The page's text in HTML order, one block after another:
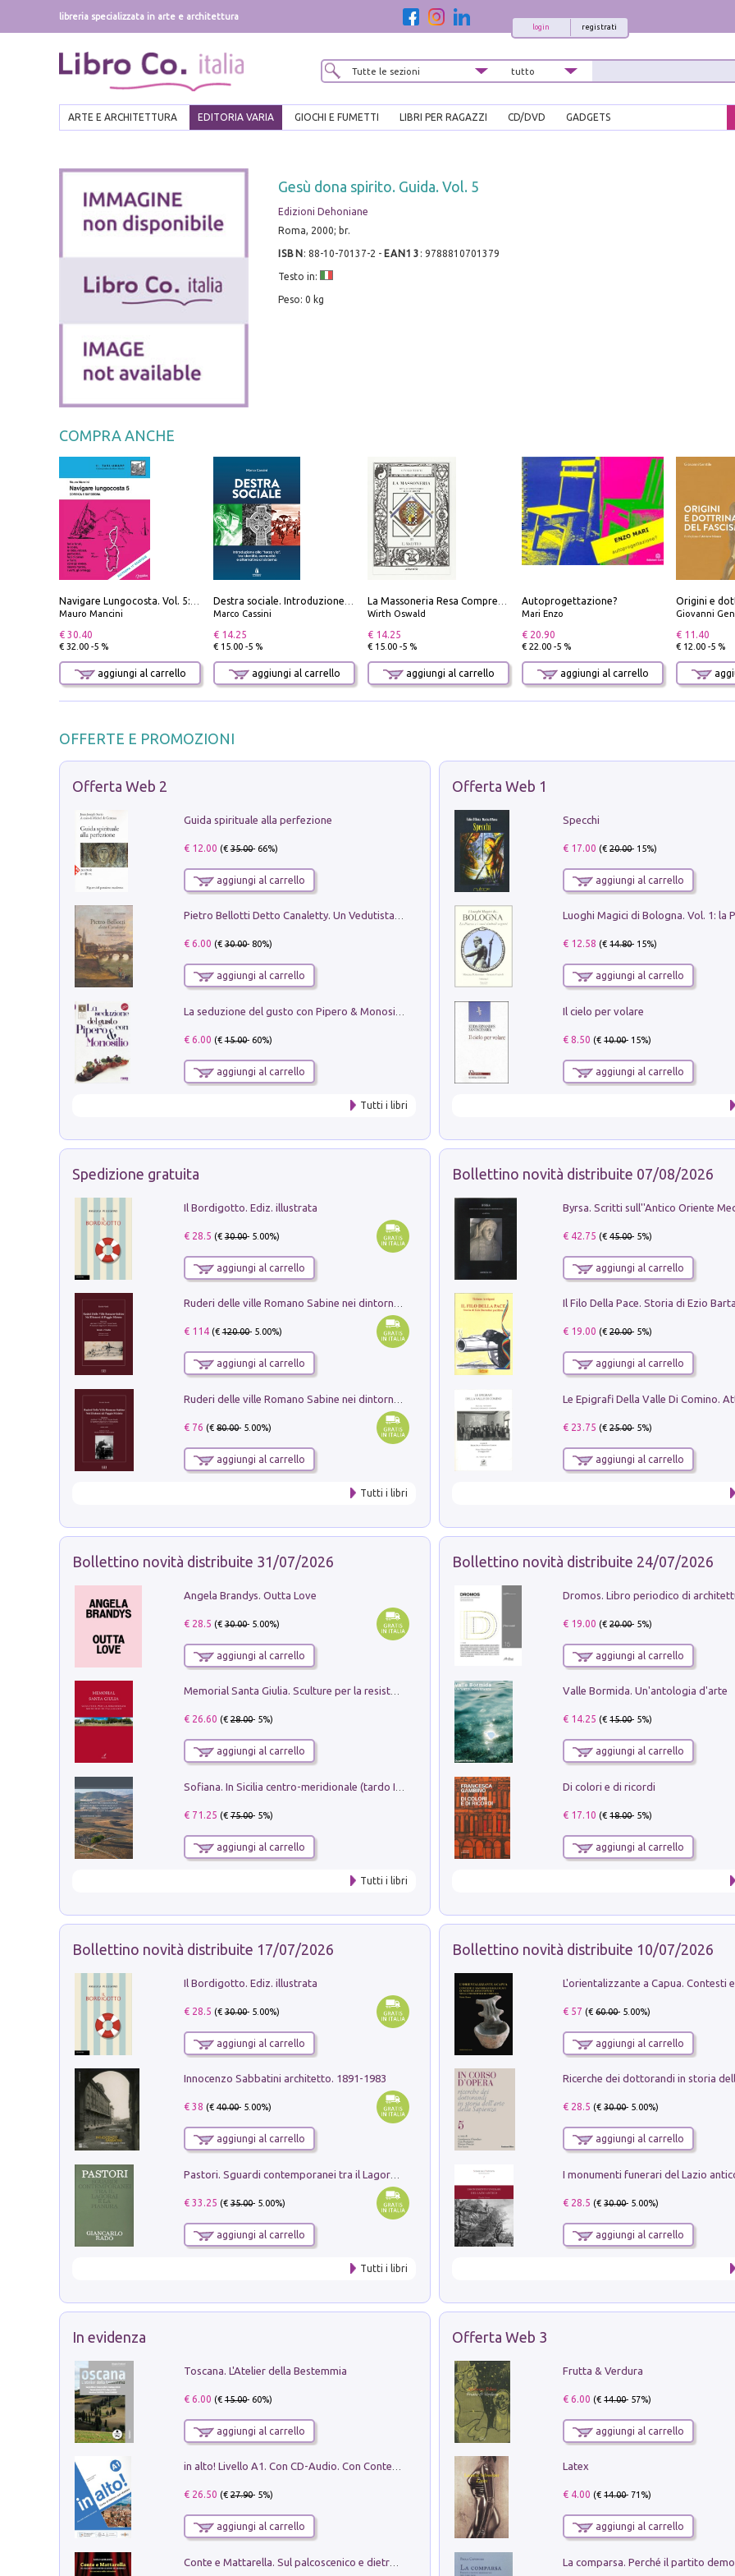
libreria specializzata in arte e architettura
registrati
login
ARTE E ARCHITETTURA EDITORIA VARIA GIOCHI E FUMETTI LIBRI PER RAGAZZI CD/DVD GADGETS
Gesù dona spirito. Guida. Vol. 5
Edizioni Dehoniane
Roma, 2000; br.
ISBN : 88-10-70137-2 - EAN13 : 9788810701379
Testo in:
Peso: 0 kg
COMPRA ANCHE
Navigare Lungocosta. Vol. 5: Corsica e Sardegna
Mauro Mancini
€ 30.40
€ 32.00 -5 %
aggiungi al carrello
Destra sociale. Introduzione alla «terza via», tra identità, comunità e alternativa al sistema
Marco Cassini
€ 14.25
€ 15.00 -5 %
aggiungi al carrello
La Massoneria Resa Comprensibile ai Suoi Adepti. Vol. 3: il Maestro.
Wirth Oswald
€ 14.25
€ 15.00 -5 %
aggiungi al carrello
Autoprogettazione?
Mari Enzo
€ 20.90
€ 22.00 -5 %
aggiungi al carrello
Origini e
Giovanni
€ 11.40
€ 12.00 -5 %
OFFERTE E PROMOZIONI
Offerta Web 2
Guida spirituale alla perfezione
€ 12.00 (€35.00- 66%)
aggiungi al carrello
Pietro Bellotti Detto Canaletty. Un Vedutista Veneziano nella Francia dell'Ancien Régime
€ 6.00 (€30.00- 80%)
aggiungi al carrello
€ 6.00 (€15.00- 60%)
aggiungi al carrello
Tutti i libri
Offerta Web 1
Specchi
€ 17.00 (€20.00- 15%)
aggiungi al carrello
€ 12.58 (€14.80- 15%)
aggiungi al carrello
Il cielo per volare
€ 8.50 (€10.00- 15%)
aggiungi al carrello
Spedizione gratuita
Il Bordigotto. Ediz. illustrata
€ 28.5 (€30.00- 5.00%)
aggiungi al carrello
Ruderi delle ville Romano Sabine nei dintorni di Poggio Mirteto. Illustrati dal dott.re prof.re cav.re Ercole Nardi regio ispettore degli scavi e monumenti. Anno 1885. Tavole e studio. Con 25 tavole fuori testo in cartella editoriale
€ 114(€120.00- 5.00%)
aggiungi al carrello
€ 76 (€80.00- 5.00%)
aggiungi al carrello
Tutti i libri
Bollettino novità distribuite 07/08/2026
€ 42.75 (€45.00- 5%)
aggiungi al carrello
€ 19.00 (€20.00- 5%)
aggiungi al carrello
€ 23.75 (€25.00- 5%)
aggiungi al carrello
Bollettino novità distribuite 31/07/2026
Angela Brandys. Outta Love
€ 28.5 (€30.00- 5.00%)
aggiungi al carrello
Memorial Santa Giulia. Sculture per la resistenza Monchio di Palagano
€ 26.60 (€28.00- 5%)
aggiungi al carrello
€ 71.25 (€75.00- 5%)
aggiungi al carrello
Tutti i libri
Bollettino novità distribuite 24/07/2026
€ 19.00 (€20.00- 5%)
aggiungi al carrello
Valle Bormida. Un'antologia d'arte
€ 14.25 (€15.00- 5%)
aggiungi al carrello
Di colori e di ricordi
€ 17.10 (€18.00- 5%)
aggiungi al carrello
Bollettino novità distribuite 17/07/2026
Il Bordigotto. Ediz. illustrata
€ 28.5 (€30.00- 5.00%)
aggiungi al carrello
Innocenzo Sabbatini architetto. 1891-1983
€ 38 (€40.00- 5.00%)
aggiungi al carrello
Pastori. Sguardi contemporanei tra il Lagorai e la pianura. Ediz. illustrata
€ 33.25 (€35.00- 5.00%)
aggiungi al carrello
Tutti i libri
Bollettino novità distribuite 10/07/2026
€ 57 (€60.00- 5.00%)
aggiungi al carrello
€ 28.5 (€30.00- 5.00%)
aggiungi al carrello
€ 28.5 (€30.00- 5.00%)
aggiungi al carrello
In evidenza
Toscana. L'Atelier della Bestemmia
€ 6.00 (€15.00- 60%)
aggiungi al carrello
in alto! Livello A1. Con CD-Audio. Con Contenuto digitale per accesso on line
€ 26.50 (€27.90- 5%)
aggiungi al carrello
Conte e Mattarella. Sul palcoscenico e dietro le quinte del Quirinale. Un racconto sulle istituzioni
Offerta Web 3
Frutta & Verdura
€ 6.00 (€14.00- 57%)
aggiungi al carrello
Latex
€ 4.00 (€14.00- 71%)
aggiungi al carrello